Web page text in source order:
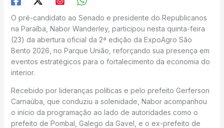
O pré-candidato ao Senado e presidente do Republicanos
na Paraíba, Nabor Wanderley, participou nesta quinta-feira
(23) da abertura oficial da 2ª edição da ExpoAgro São
Bento 2026, no Parque União, reforçando sua presença em
eventos estratégicos para o fortalecimento da economia do
interior.
Recebido por lideranças políticas e pelo prefeito Gerferson
Carnaúba, que conduziu a solenidade, Nabor acompanhou
o início da programação ao lado de autoridades como o
prefeito de Pombal, Galego da Gavel, e o ex-prefeito de